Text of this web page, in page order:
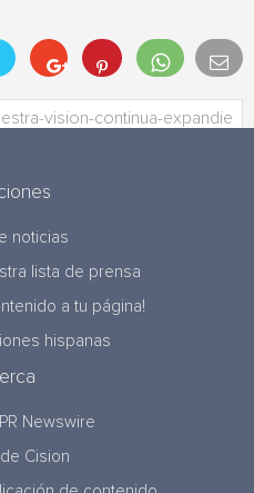
noticias
lista de prensa
a tu página!
hispanas
Newswire
Cision